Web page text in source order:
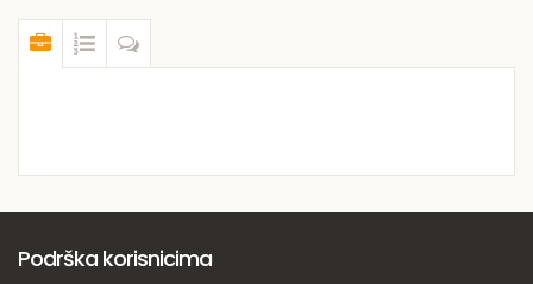
Podrška korisnicima